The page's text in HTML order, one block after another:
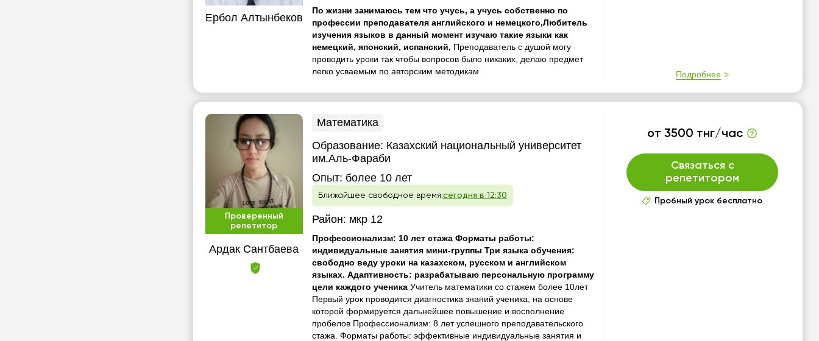
Ербол Алтынбеков
По жизни занимаюсь тем что учусь, а учусь собственно по
профессии преподавателя английского и немецкого,Любитель
изучения языков в данный момент изучаю такие языки как
немецкий, японский, испанский, Преподаватель с душой могу
проводить уроки так чтобы вопросов было никаких, делаю предмет
легко усваемым по авторским методикам
Подробнее
Проверенный
репетитор
Ардак Сантбаева
Математика
Образование: Казахский национальный университет
им.Аль-Фараби
Опыт: более 10 лет
Ближайшее свободное время:сегодня в 12:30
Район: мкр 12
Профессионализм: 10 лет стажа Форматы работы:
индивидуальные занятия мини-группы Три языка обучения:
свободно веду уроки на казахском, русском и английском
языках. Адаптивность: разрабатываю персональную программу
цели каждого ученика Учитель математики со стажем более 10лет
Первый урок проводится диагностика знаний ученика, на основе
которой формируется дальнейшее повышение и восполнение
пробелов Профессионализм: 8 лет успешного преподавательского
стажа. Форматы работы: эффективные индивидуальные занятия и
от 3500 тнг/час
Связаться с
репетитором
Пробный урок бесплатно